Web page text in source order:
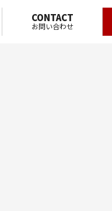
CONTACT
お問い合わせ